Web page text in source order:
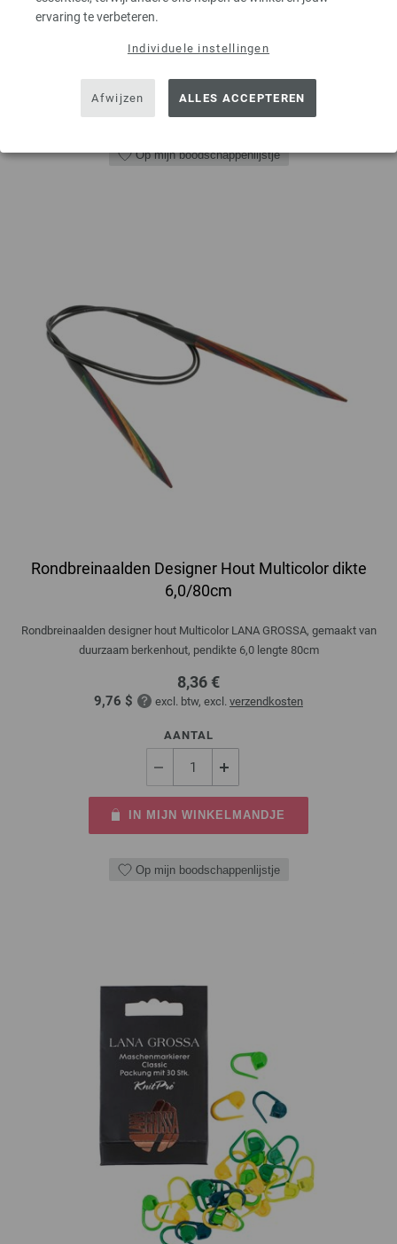
ervaring te verbeteren.
Individuele instellingen
Afwijzen ALLES ACCEPTEREN
IN MIJN WINKELMANDJE
Op mijn boodschappenlijstje
Rondbreinaalden Designer Hout Multicolor dikte
6,0/80cm
Rondbreinaalden designer hout Multicolor LANA GROSSA, gemaakt van
duurzaam berkenhout, pendikte 6,0 lengte 80cm
8,36 €
9,76 $ excl. btw, excl. verzendkosten
AANTAL
IN MIJN WINKELMANDJE
Op mijn boodschappenlijstje